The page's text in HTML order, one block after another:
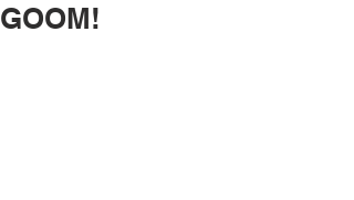
GOOM!